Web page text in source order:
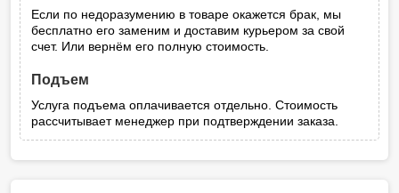
Если по недоразумению в товаре окажется брак, мы
бесплатно его заменим и доставим курьером за свой
счет. Или вернём его полную стоимость.
Подъем
Услуга подъема оплачивается отдельно. Стоимость
рассчитывает менеджер при подтверждении заказа.